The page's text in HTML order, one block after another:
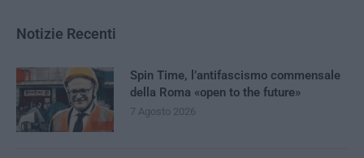
Notizie Recenti
Spin Time, l’antifascismo commensale
della Roma «open to the future»
7 Agosto 2026